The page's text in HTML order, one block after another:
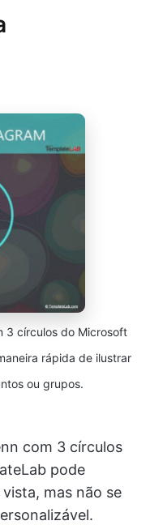
3 círculos do Microsoft
rápida de ilustrar
ou grupos.
com 3 círculos
pode
mas não se